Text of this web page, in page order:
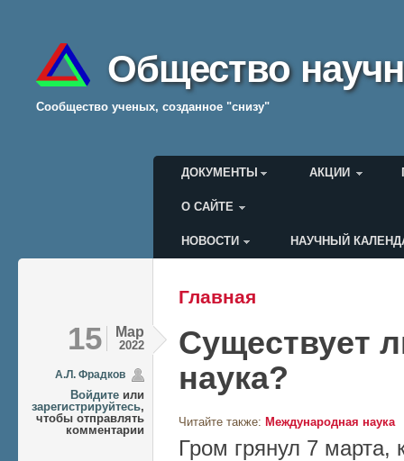
Общество
Cообщество ученых, созданное "снизу"
Главное меню
ДОКУМЕНТЫ АКЦИИ
О САЙТЕ
Меню пользователя
НОВОСТИ НАУЧНЫЙ
Вы здесь
Главная
15 Мар
2022
А.Л. Фрадков
Войдите или
зарегистрируйтесь,
чтобы отправлять
комментарии
Существует
наука?
Читайте также: Международная наука
Гром грянул 7 марта,